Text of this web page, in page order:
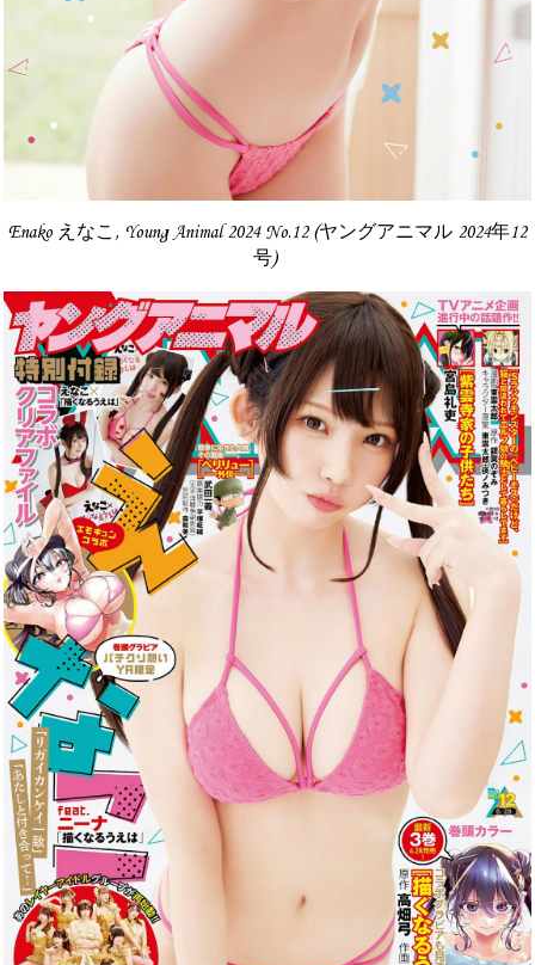
Enako えなこ, Young Animal 2024 No.12 (ヤングアニマル 2024年12
号)